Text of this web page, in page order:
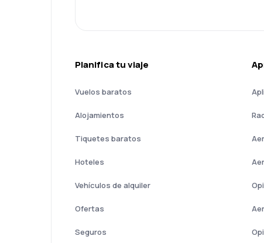
Planifica tu viaje
Vuelos baratos
Alojamientos
Tiquetes baratos
Hoteles
Vehículos de alquiler
Ofertas
Seguros